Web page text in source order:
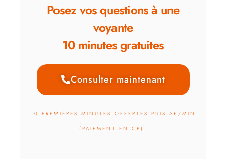
Posez vos questions à une
voyante
10 minutes gratuites
Consulter maintenant
10 PREMIÈRES MINUTES OFFERTES PUIS 3€/MIN
(PAIEMENT EN CB).